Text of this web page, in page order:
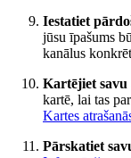
Iestatiet
jūsu īpašums
kanālus
Kartējiet savu
kartē, lai tas
Kartes
Pārskatiet